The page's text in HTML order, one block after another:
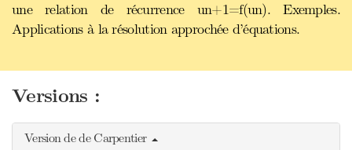
une relation de récurrence un+1=f(un). Exemples.
Applications à la résolution approchée d’équations.
Versions :
Version de de Carpentier